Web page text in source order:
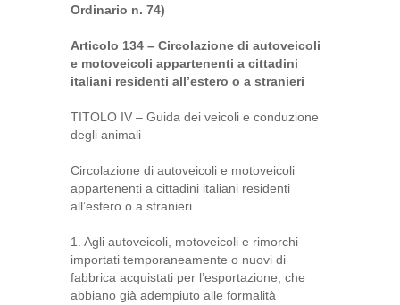
Ordinario n. 74)
Articolo 134 – Circolazione di autoveicoli
e motoveicoli appartenenti a cittadini
italiani residenti all’estero o a stranieri
TITOLO IV – Guida dei veicoli e conduzione
degli animali
Circolazione di autoveicoli e motoveicoli
appartenenti a cittadini italiani residenti
all’estero o a stranieri
1. Agli autoveicoli, motoveicoli e rimorchi
importati temporaneamente o nuovi di
fabbrica acquistati per l’esportazione, che
abbiano già adempiuto alle formalità